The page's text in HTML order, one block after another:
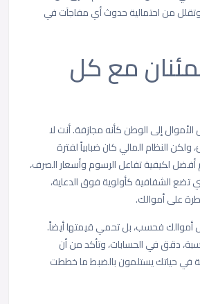
من احتمالية حدوث أي مفاجآت في
مع كل
الأموال إلى الوطن كأنه مجازفة. أنت لا
النظام المالي كان ضبابياً لفترة
لكيفية تفاعل الرسوم وأسعار الصرف،
تضع الشفافية كأولوية فوق الدعاية،
على أموالك.
أموالك فحسب، بل تحمي قيمتها أيضاً.
دقق في الحسابات، وتأكد من أن
في حياتك يستلمون بالضبط ما خططت